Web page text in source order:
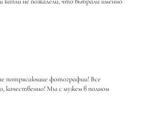
потрясающие фотографии! Все
качественно! Мы с мужем в полном